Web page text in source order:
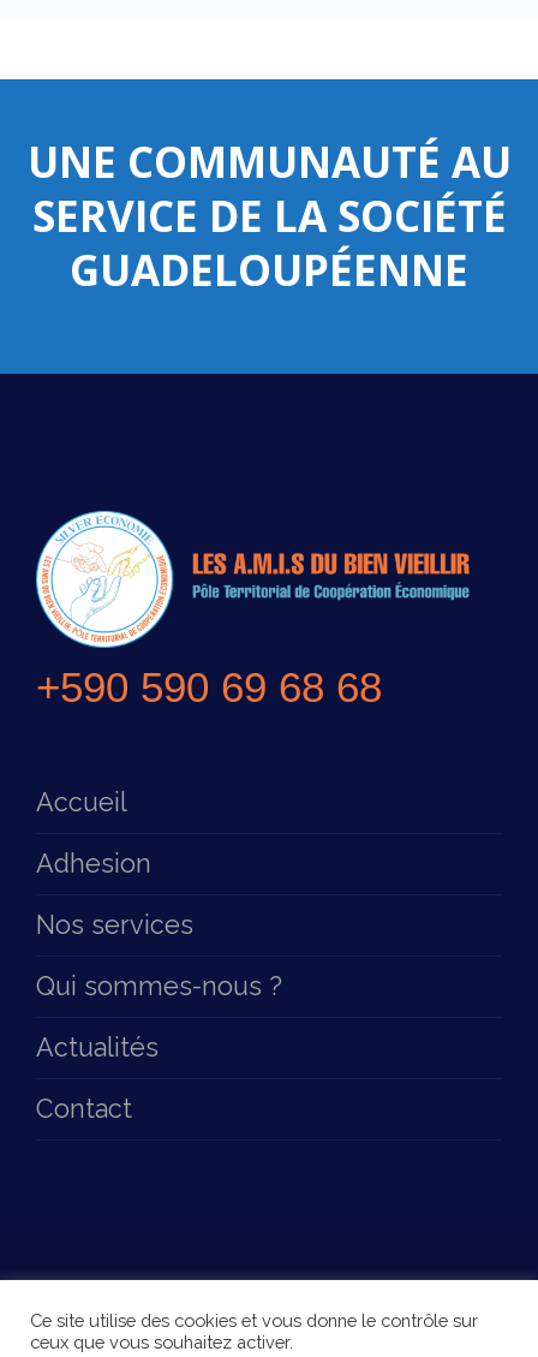
UNE COMMUNAUTÉ AU
SERVICE DE LA SOCIÉTÉ
GUADELOUPÉENNE
+590 590 69 68 68
Accueil
Adhesion
Nos services
Qui sommes-nous ?
Actualités
Contact
Rights Reserved.
Ce site utilise des cookies et vous donne le contrôle sur
ceux que vous souhaitez activer.